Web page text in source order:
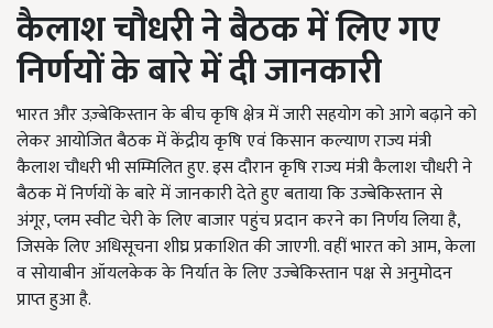
कैलाश चौधरी ने बैठक में लिए गए
निर्णयों के बारे में दी जानकारी
भारत और उज़्बेकिस्तान के बीच कृषि क्षेत्र में जारी सहयोग को आगे बढ़ाने को
लेकर आयोजित बैठक में केंद्रीय कृषि एवं किसान कल्याण राज्य मंत्री
कैलाश चौधरी भी सम्मिलित हुए. इस दौरान कृषि राज्य मंत्री कैलाश चौधरी ने
बैठक में निर्णयों के बारे में जानकारी देते हुए बताया कि उज्बेकिस्तान से
अंगूर, प्लम स्वीट चेरी के लिए बाजार पहुंच प्रदान करने का निर्णय लिया है,
जिसके लिए अधिसूचना शीघ्र प्रकाशित की जाएगी. वहीं भारत को आम, केला
व सोयाबीन ऑयलकेक के निर्यात के लिए उज्बेकिस्तान पक्ष से अनुमोदन
प्राप्त हुआ है.